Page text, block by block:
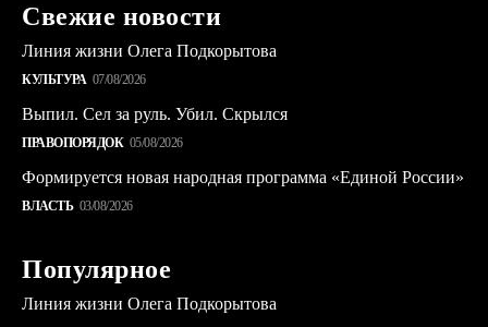
Свежие новости
Линия жизни Олега Подкорытова
КУЛЬТУРА 07/08/2026
Выпил. Сел за руль. Убил. Скрылся
ПРАВОПОРЯДОК 05/08/2026
Формируется новая народная программа «Единой России»
ВЛАСТЬ 03/08/2026
Популярное
Линия жизни Олега Подкорытова